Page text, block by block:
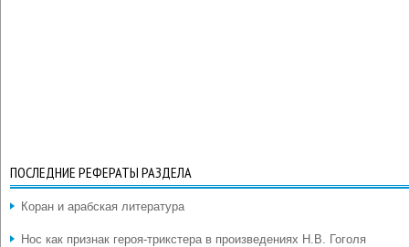
ПОСЛЕДНИЕ РЕФЕРАТЫ РАЗДЕЛА
Коран и арабская литература
Нос как признак героя-трикстера в произведениях Н.В. Гоголя